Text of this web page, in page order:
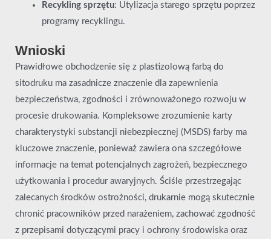
Recykling sprzętu: Utylizacja starego sprzętu poprzez
programy recyklingu.
Wnioski
Prawidłowe obchodzenie się z plastizolową farbą do
sitodruku ma zasadnicze znaczenie dla zapewnienia
bezpieczeństwa, zgodności i zrównoważonego rozwoju w
procesie drukowania. Kompleksowe zrozumienie karty
charakterystyki substancji niebezpiecznej (MSDS) farby ma
kluczowe znaczenie, ponieważ zawiera ona szczegółowe
informacje na temat potencjalnych zagrożeń, bezpiecznego
użytkowania i procedur awaryjnych. Ściśle przestrzegając
zalecanych środków ostrożności, drukarnie mogą skutecznie
chronić pracowników przed narażeniem, zachować zgodność
z przepisami dotyczącymi pracy i ochrony środowiska oraz